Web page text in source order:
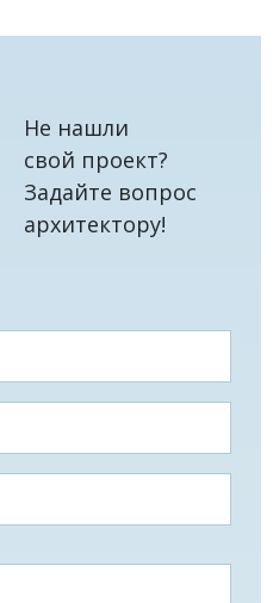
Не нашли
свой проект?
Задайте вопрос
архитектору!